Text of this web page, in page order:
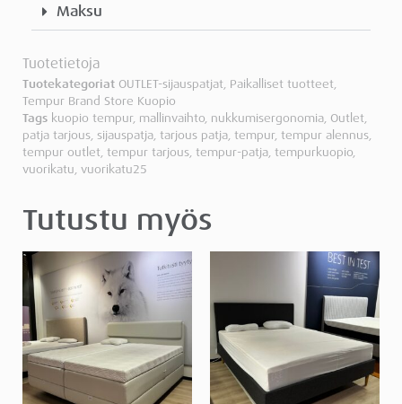
Maksu
Tuotetietoja
Tuotekategoriat OUTLET-sijauspatjat, Paikalliset tuotteet,
Tempur Brand Store Kuopio
Tags kuopio tempur, mallinvaihto, nukkumisergonomia, Outlet,
patja tarjous, sijauspatja, tarjous patja, tempur, tempur alennus,
tempur outlet, tempur tarjous, tempur-patja, tempurkuopio,
vuorikatu, vuorikatu25
Tutustu myös